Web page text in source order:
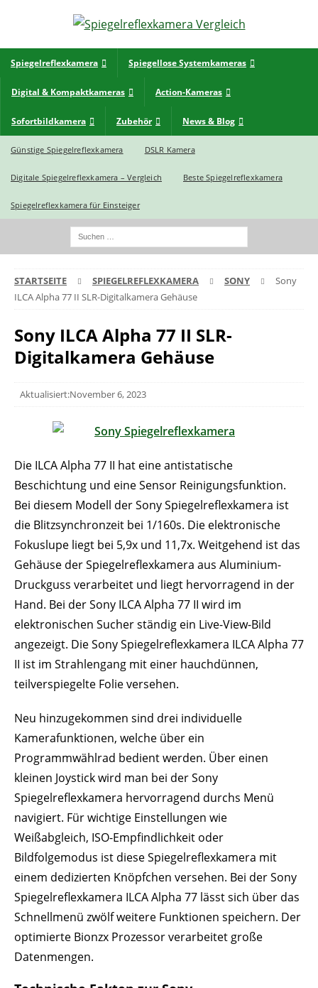
Spiegelreflexkamera Spiegellose Systemkameras
Digital & Kompaktkameras Action-Kameras
Sofortbildkamera Zubehör News & Blog
Günstige Spiegelreflexkamera DSLR Kamera
Digitale Spiegelreflexkamera – Vergleich Beste Spiegelreflexkamera
Spiegelreflexkamera für Einsteiger
STARTSEITE SPIEGELREFLEXKAMERA SONY
Sony
ILCA Alpha 77 II SLR-Digitalkamera Gehäuse
Sony ILCA Alpha 77 II SLR-
Digitalkamera Gehäuse
Aktualisiert:November 6, 2023
Die ILCA Alpha 77 II hat eine antistatische
Beschichtung und eine Sensor Reinigungsfunktion.
Bei diesem Modell der Sony Spiegelreflexkamera ist
die Blitzsynchronzeit bei 1/160s. Die elektronische
Fokuslupe liegt bei 5,9x und 11,7x. Weitgehend ist das
Gehäuse der Spiegelreflexkamera aus Aluminium-
Druckguss verarbeitet und liegt hervorragend in der
Hand. Bei der Sony ILCA Alpha 77 II wird im
elektronischen Sucher ständig ein Live-View-Bild
angezeigt. Die Sony Spiegelreflexkamera ILCA Alpha 77
II ist im Strahlengang mit einer hauchdünnen,
teilverspiegelte Folie versehen.
Neu hinzugekommen sind drei individuelle
Kamerafunktionen, welche über ein
Programmwählrad bedient werden. Über einen
kleinen Joystick wird man bei der Sony
Spiegelreflexkamera hervorragend durchs Menü
navigiert. Für wichtige Einstellungen wie
Weißabgleich, ISO-Empfindlichkeit oder
Bildfolgemodus ist diese Spiegelreflexkamera mit
einem dedizierten Knöpfchen versehen. Bei der Sony
Spiegelreflexkamera ILCA Alpha 77 lässt sich über das
Schnellmenü zwölf weitere Funktionen speichern. Der
optimierte Bionzx Prozessor verarbeitet große
Datenmengen.